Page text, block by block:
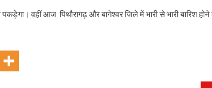
पकड़ेगा। वहीं आज पिथौरागढ़ और बागेश्वर जिले में भारी से भारी बारिश